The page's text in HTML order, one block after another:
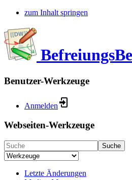
zum Inhalt springen
Benutzer-Werkzeuge
Anmelden
Webseiten-Werkzeuge
Suche
Letzte Änderungen